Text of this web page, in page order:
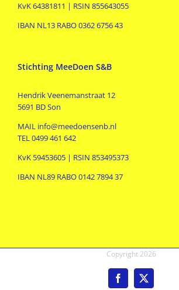
KvK 64381811 | RSIN 855643055
IBAN NL13 RABO 0362 6756 43
Stichting MeeDoen S&B
Hendrik Veenemanstraat 12
5691 BD Son
MAIL info@meedoensenb.nl
TEL 0499 461 642
KvK 59453605 | RSIN 853495373
IBAN NL89 RABO 0142 7894 37
Copyright 2026
Facebook
X